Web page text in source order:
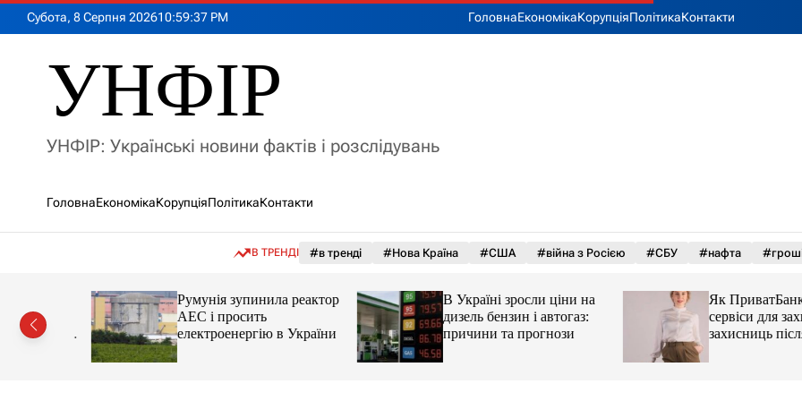
Субота, 8 Серпня 202610:59:39 PM ГоловнаЕкономікаКорупціяПолітикаКонтакти
УНФІР
УНФІР: Українські новини фактів і розслідувань
ГоловнаЕкономікаКорупціяПолітикаКонтакти
В ТРЕНДІ #в тренді #Нова Країна #США #війна з Росією #СБУ #нафта
цін і
Румунія зупинила реактор
АЕС і просить
електроенергію в України
В Україні зросли ціни на
дизель бензин і автогаз:
причини та прогнози
Як ПриватБанк
сервіси для
захисниць після